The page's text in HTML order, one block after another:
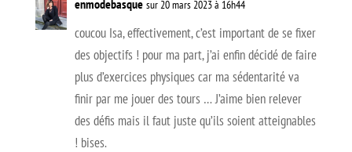
enmodebasque sur 20 mars 2023 à 16h44
coucou Isa, effectivement, c’est important de se fixer
des objectifs ! pour ma part, j’ai enfin décidé de faire
plus d’exercices physiques car ma sédentarité va
finir par me jouer des tours … J’aime bien relever
des défis mais il faut juste qu’ils soient atteignables
! bises.